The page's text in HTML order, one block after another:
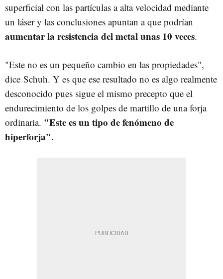
superficial con las partículas a alta velocidad mediante
un láser y las conclusiones apuntan a que podrían
aumentar la resistencia del metal unas 10 veces.
"Este no es un pequeño cambio en las propiedades",
dice Schuh. Y es que ese resultado no es algo realmente
desconocido pues sigue el mismo precepto que el
endurecimiento de los golpes de martillo de una forja
ordinaria. "Este es un tipo de fenómeno de
hiperforja".